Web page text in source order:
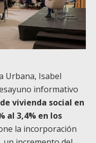
Urbana, Isabel
informativo
vivienda social en
al 3,4% en los
la incorporación